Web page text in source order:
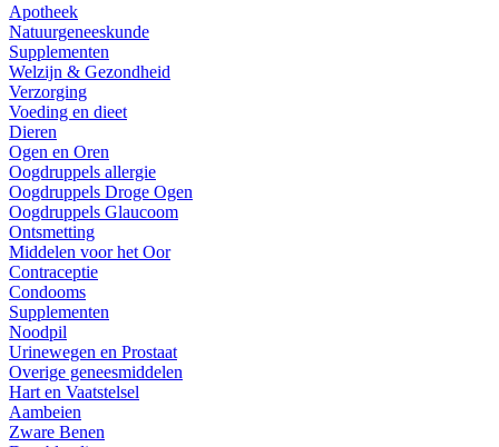
Apotheek
Natuurgeneeskunde
Supplementen
Welzijn & Gezondheid
Verzorging
Voeding en dieet
Dieren
Ogen en Oren
Oogdruppels allergie
Oogdruppels Droge Ogen
Oogdruppels Glaucoom
Ontsmetting
Middelen voor het Oor
Contraceptie
Condooms
Supplementen
Noodpil
Urinewegen en Prostaat
Overige geneesmiddelen
Hart en Vaatstelsel
Aambeien
Zware Benen